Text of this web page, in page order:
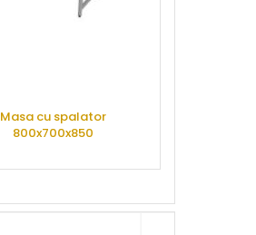
Masa cu spalator
800x700x850